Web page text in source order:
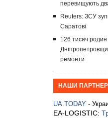
перевищують
Reuters: ЗСУ
Саратові
126 тисяч родин
ремонти
НАШИ
UA.TODAY -
EA-LOGISTIC: